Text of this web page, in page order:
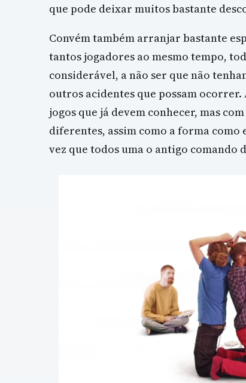
que pode deixar muitos bastante
Convém também arranjar bastante
tantos jogadores ao mesmo tempo,
considerável, a não ser que não
outros acidentes que possam
jogos que já devem conhecer, mas
diferentes, assim como a forma como
vez que todos uma o antigo comando